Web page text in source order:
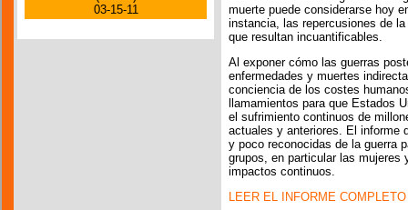
03-15-11
muerte puede considerarse hoy
instancia, las repercusiones de
que resultan incuantificables.
Al exponer cómo las guerras
enfermedades y muertes
conciencia de los costes
llamamientos para que Estados
el sufrimiento continuos de
actuales y anteriores. El informe
y poco reconocidas de la guerra
grupos, en particular las mujeres
impactos continuos.
LEER EL INFORME COMPLETO